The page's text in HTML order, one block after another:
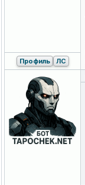
Профиль ЛС